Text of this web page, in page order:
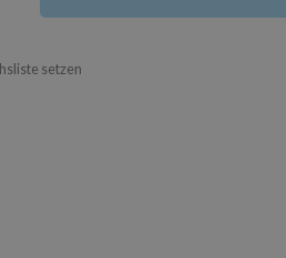
setzen